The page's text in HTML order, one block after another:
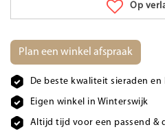
Op
Plan een winkel afspraak
De beste kwaliteit sieraden en
Eigen winkel in Winterswijk
Altijd tijd voor een passend &